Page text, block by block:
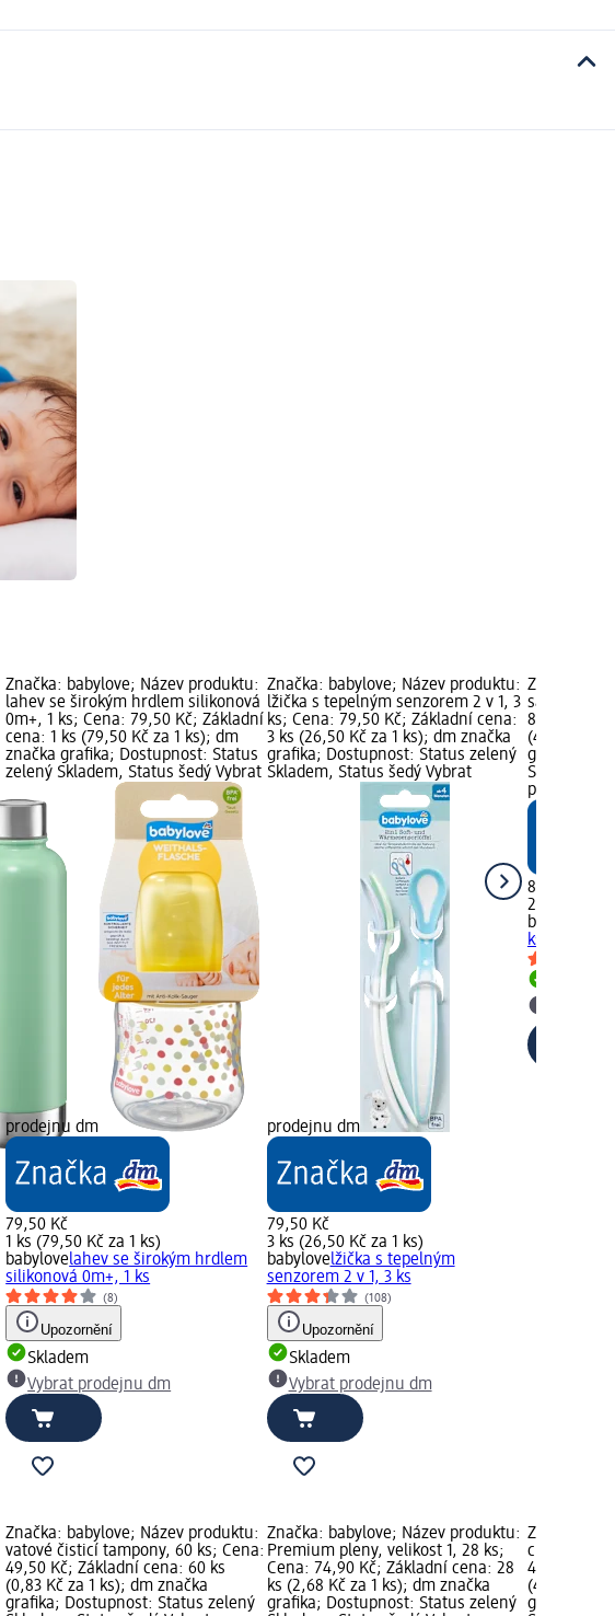
Značka: babylove; Název produktu:
lahev se širokým hrdlem silikonová
0m+, 1 ks; Cena: 79,50 Kč; Základní
cena: 1 ks (79,50 Kč za 1 ks); dm
značka grafika; Dostupnost: Status
zelený Skladem, Status šedý Vybrat
prodejnu dm
79,50 Kč
1 ks (79,50 Kč za 1 ks)
babylovelahev se širokým hrdlem
silikonová 0m+, 1 ks
(8)
Upozornění
Skladem
Vybrat prodejnu dm
Značka: babylove; Název produktu:
lžička s tepelným senzorem 2 v 1, 3
ks; Cena: 79,50 Kč; Základní cena:
3 ks (26,50 Kč za 1 ks); dm značka
grafika; Dostupnost: Status zelený
Skladem, Status šedý Vybrat
prodejnu dm
79,50 Kč
3 ks (26,50 Kč za 1 ks)
babylovelžička s tepelným
senzorem 2 v 1, 3 ks
(108)
Upozornění
Skladem
Vybrat prodejnu dm
Značka:
sada na
89,50 Kč;
(44,75 Kč
grafika;
Skladem,
prodejnu
89,50 Kč
2 ks (44,75
babylove
ks
Značka: babylove; Název produktu:
vatové čisticí tampony, 60 ks; Cena:
49,50 Kč; Základní cena: 60 ks
(0,83 Kč za 1 ks); dm značka
grafika; Dostupnost: Status zelený
Značka: babylove; Název produktu:
Premium pleny, velikost 1, 28 ks;
Cena: 74,90 Kč; Základní cena: 28
ks (2,68 Kč za 1 ks); dm značka
grafika; Dostupnost: Status zelený
Značka:
chladicí
49,50 Kč;
(49,50 Kč
grafika;